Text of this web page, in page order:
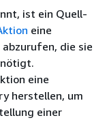
ist ein Quell-
eine
die sie
eine
herstellen, um
einer